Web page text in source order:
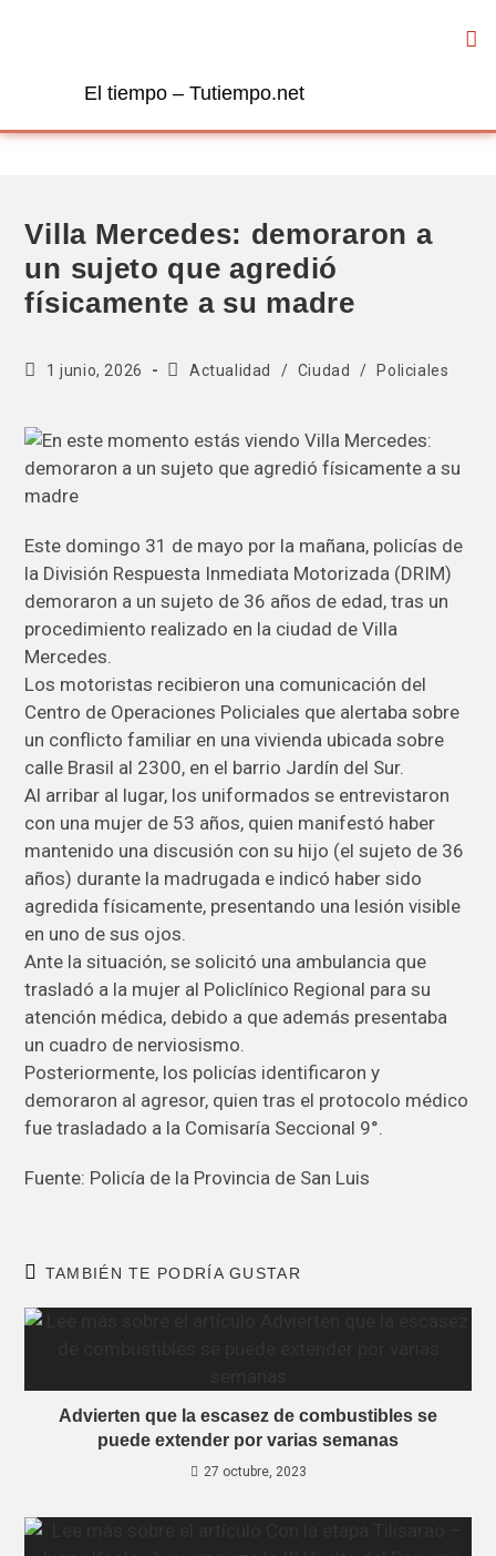
El tiempo – Tutiempo.net
Villa Mercedes: demoraron a
un sujeto que agredió
físicamente a su madre
1 junio, 2026 Actualidad / Ciudad / Policiales
Este domingo 31 de mayo por la mañana, policías de
la División Respuesta Inmediata Motorizada (DRIM)
demoraron a un sujeto de 36 años de edad, tras un
procedimiento realizado en la ciudad de Villa
Mercedes.
Los motoristas recibieron una comunicación del
Centro de Operaciones Policiales que alertaba sobre
un conflicto familiar en una vivienda ubicada sobre
calle Brasil al 2300, en el barrio Jardín del Sur.
Al arribar al lugar, los uniformados se entrevistaron
con una mujer de 53 años, quien manifestó haber
mantenido una discusión con su hijo (el sujeto de 36
años) durante la madrugada e indicó haber sido
agredida físicamente, presentando una lesión visible
en uno de sus ojos.
Ante la situación, se solicitó una ambulancia que
trasladó a la mujer al Policlínico Regional para su
atención médica, debido a que además presentaba
un cuadro de nerviosismo.
Posteriormente, los policías identificaron y
demoraron al agresor, quien tras el protocolo médico
fue trasladado a la Comisaría Seccional 9°.
Fuente: Policía de la Provincia de San Luis
TAMBIÉN TE PODRÍA GUSTAR
Advierten que la escasez de combustibles se
puede extender por varias semanas
27 octubre, 2023